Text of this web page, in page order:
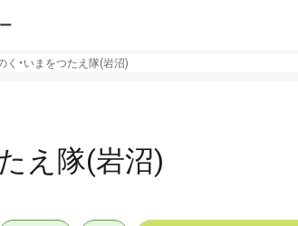
く・いまをつたえ隊(岩沼)
え隊(岩沼)